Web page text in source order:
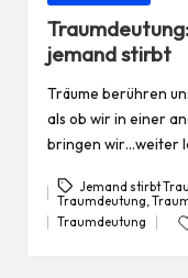
jemand stirbt
Träume berühren
als ob wir in einer
bringen wir…weiter
Tags:
Jemand stirbt
Traumdeutung ,
Posted
Traumdeutung